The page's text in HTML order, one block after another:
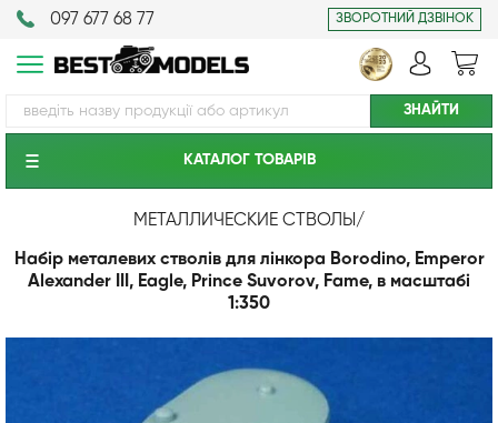
097 677 68 77 ЗВОРОТНИЙ ДЗВІНОК
КАТАЛОГ ТОВАРIВ
МЕТАЛЛИЧЕСКИЕ СТВОЛЫ /
Набір металевих стволів для лінкора Borodino, Emperor
Alexander III, Eagle, Prince Suvorov, Fame, в масштабі
1:350